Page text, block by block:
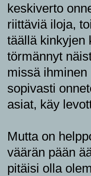
keskiverto
riittäviä iloja,
täällä kinkyjen
törmännyt
missä
sopivasti
asiat, käy
Mutta on
väärän pään
pitäisi olla